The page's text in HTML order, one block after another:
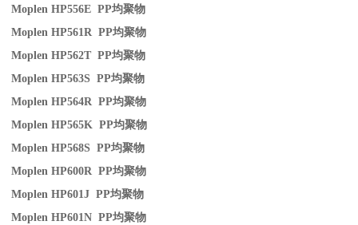
Moplen HP556E PP均聚物
Moplen HP561R PP均聚物
Moplen HP562T PP均聚物
Moplen HP563S PP均聚物
Moplen HP564R PP均聚物
Moplen HP565K PP均聚物
Moplen HP568S PP均聚物
Moplen HP600R PP均聚物
Moplen HP601J PP均聚物
Moplen HP601N PP均聚物